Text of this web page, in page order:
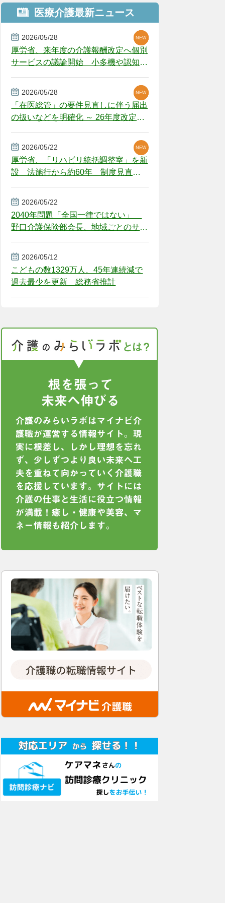
医療介護最新ニュース
2026/05/28
厚労省、来年度の介護報酬改定へ個別
サービスの議論開始 小多機や認知症
NEW
NEW
NEW
2026/05/28
「在医総管」の要件見直しに伴う届出
の扱いなどを明確化 ～ 26年度改定疑
NEW
NEW
2026/05/22
厚労省、「リハビリ統括調整室」を新
設 法施行から約60年 制度見直し
NEW
2026/05/22
2040年問題「全国一律ではない」
野口介護保険部会長、地域ごとのサー
2026/05/12
こどもの数1329万人、45年連続減で
過去最少を更新 総務省推計